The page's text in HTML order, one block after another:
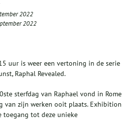
2022
2022
uur is weer een vertoning in de serie
Raphal Revealed.
sterfdag van Raphael vond in Rome
van zijn werken ooit plaats. Exhibition
toegang tot deze unieke